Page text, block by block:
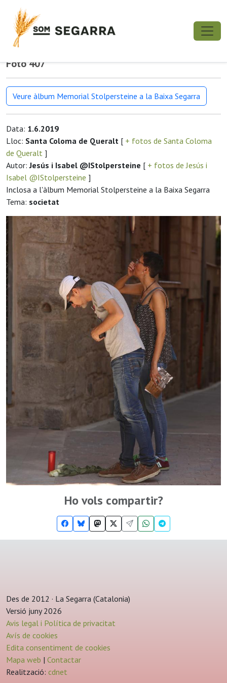
Foto 407
Veure àlbum Memorial Stolpersteine a la Baixa Segarra
Data: 1.6.2019
Lloc: Santa Coloma de Queralt [ + fotos de Santa Coloma
de Queralt ]
Autor:Jesús i Isabel @IStolpersteine [ + fotos de Jesús i
Isabel @IStolpersteine ]
Inclosa a l'àlbum Memorial Stolpersteine a la Baixa Segarra
Tema: societat
Ho vols compartir?
Des de 2012 · La Segarra (Catalonia)
Versió juny 2026
Avis legal i Política de privacitat
Avís de cookies
Edita consentiment de cookies
Mapa web | Contactar
Realització: cdnet